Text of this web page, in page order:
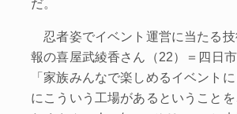
だ。
忍者姿でイベント運営に当たる
報の喜屋武綾香さん（22）＝四日
「家族みんなで楽しめるイベント
にこういう工場があるということ